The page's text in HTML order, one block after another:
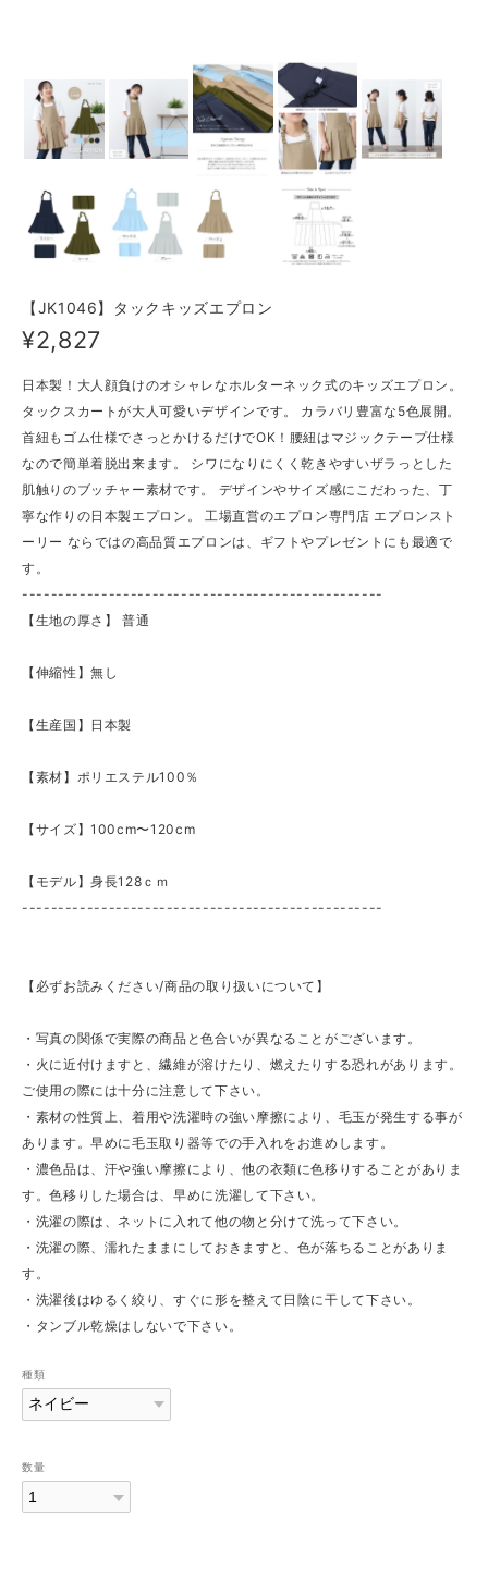
【JK1046】タックキッズエプロン
¥2,827
日本製！大人顔負けのオシャレなホルターネック式のキッズエプロン。
タックスカートが大人可愛いデザインです。 カラバリ豊富な5色展開。
首紐もゴム仕様でさっとかけるだけでOK！腰紐はマジックテープ仕様
なので簡単着脱出来ます。 シワになりにくく乾きやすいザラっとした
肌触りのブッチャー素材です。 デザインやサイズ感にこだわった、丁
寧な作りの日本製エプロン。 工場直営のエプロン専門店 エプロンスト
ーリー ならではの高品質エプロンは、ギフトやプレゼントにも最適で
す。
--------------------------------------------------
【生地の厚さ】 ​普通
【伸縮性】無し
【生産国】日本製
【素材】ポリエステル100％
【サイズ】100cm〜120cm
【モデル】身長128ｃｍ
--------------------------------------------------
【必ずお読みください/商品の取り扱いについて】
・写真の関係で実際の商品と色合いが異なることがございます。
・火に近付けますと、繊維が溶けたり、燃えたりする恐れがあります。
ご使用の際には十分に注意して下さい。
・素材の性質上、着用や洗濯時の強い摩擦により、毛玉が発生する事が
あります。早めに毛玉取り器等での手入れをお進めします。
・濃色品は、汗や強い摩擦により、他の衣類に色移りすることがありま
す。色移りした場合は、早めに洗濯して下さい。
・洗濯の際は、ネットに入れて他の物と分けて洗って下さい。
・洗濯の際、濡れたままにしておきますと、色が落ちることがありま
す。
・洗濯後はゆるく絞り、すぐに形を整えて日陰に干して下さい。
・タンブル乾燥はしないで下さい。
種類
数量